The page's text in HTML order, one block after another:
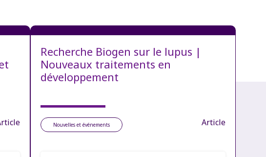
Recherche Biogen sur le lupus |
Nouveaux traitements en
développement
Nouvelles et événements Article